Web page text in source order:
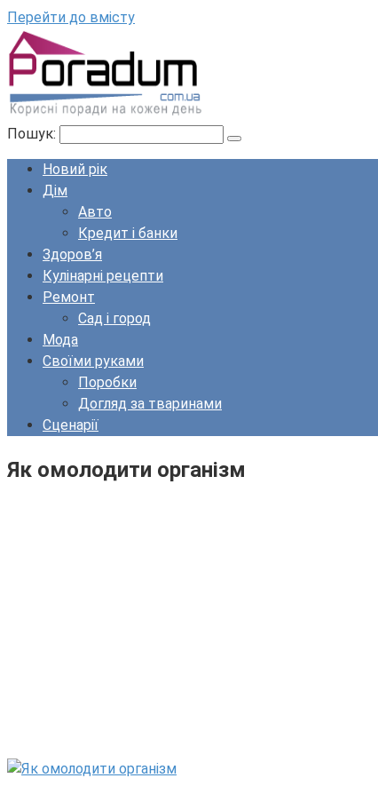
Перейти до вмісту
Пошук:
Новий рік
Дім
Авто
Кредит і банки
Здоров’я
Кулінарні рецепти
Ремонт
Сад і город
Мода
Своїми руками
Поробки
Догляд за тваринами
Сценарії
Як омолодити організм